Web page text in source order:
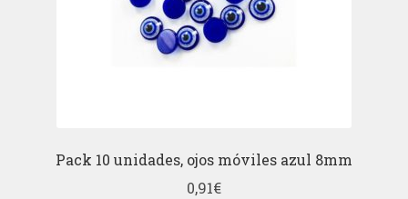
Pack 10 unidades, ojos móviles azul 8mm
0,91€